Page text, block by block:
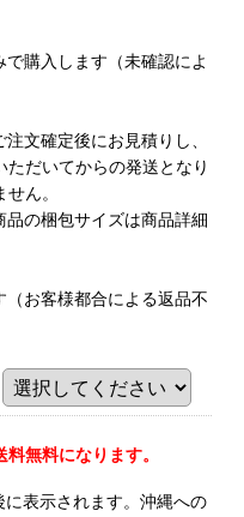
購入します（未確認によ
文確定後にお見積りし、
だいてからの発送となり
ん。
品の梱包サイズは商品詳細
お客様都合による返品不
無料になります。
表示されます。沖縄への